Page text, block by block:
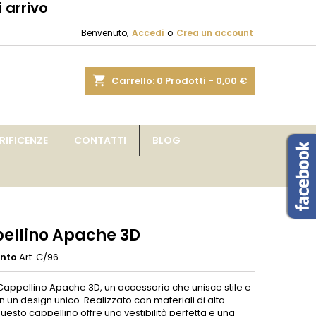
arrivo
Benvenuto, Accedi o Crea un account
shopping_cart Carrello: 0 Prodotti - 0,00 €
CONTATTI BLOG
Apache 3D
Art. C/96
Apache 3D, un accessorio che unisce stile e
un design unico. Realizzato con materiali di alta
cappellino offre una vestibilità perfetta e una